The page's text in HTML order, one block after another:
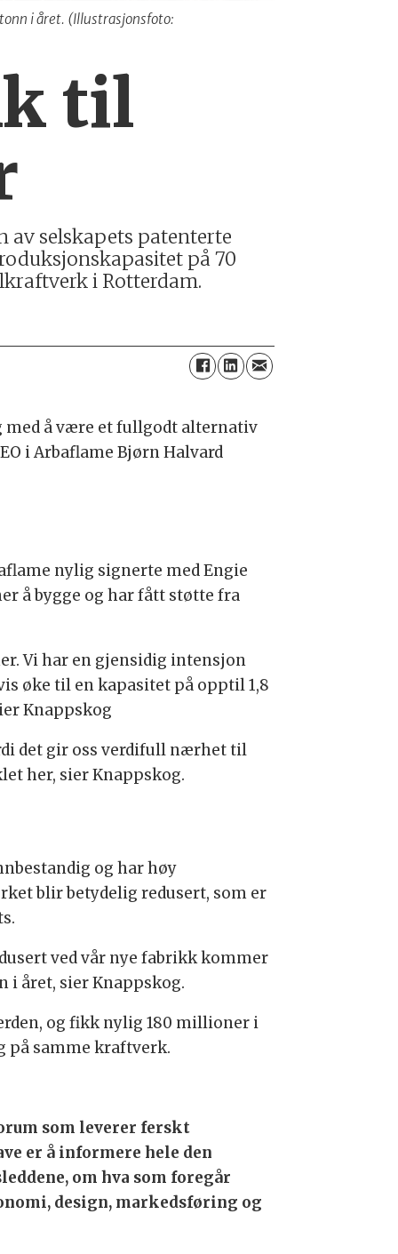
i året. (Illustrasjonsfoto:
til
selskapets patenterte
på 70
i Rotterdam.
med å være et fullgodt alternativ
i Arbaflame Bjørn Halvard
nylig signerte med Engie
å bygge og har fått støtte fra
Vi har en gjensidig intensjon
øke til en kapasitet på opptil 1,8
Knappskog
det gir oss verdifull nærhet til
her, sier Knappskog.
og har høy
blir betydelig redusert, som er
ved vår nye fabrikk kommer
i året, sier Knappskog.
og fikk nylig 180 millioner i
på samme kraftverk.
som leverer ferskt
er å informere hele den
om hva som foregår
design, markedsføring og